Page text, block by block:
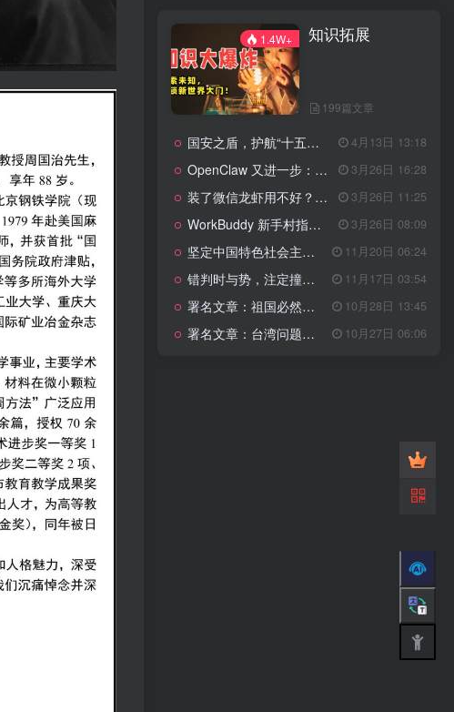
1.4W+ 知识拓展
199篇文章
国安之盾，护航“十五五”新征程 4月13日 13:18
OpenClaw 又进一步：微信直连+安全检测+版本切换 3月26日 16:28
装了微信龙虾用不好？3步让你轻松指挥AI干活！ 3月26日 11:25
WorkBuddy 新手村指南：10 个核心技巧帮你解锁满级虾🦞！ 3月26日 08:09
坚定中国特色社会主义法治的政治定力 11月20日 06:24
错判时与势，注定撞南墙 11月17日 03:54
署名文章：祖国必然统一势不可挡 10月28日 13:45
署名文章：台湾问题的由来和性质 10月27日 06:06
4篇文章
独家 为你的网站添加百度登录
如何做好网站seo优化
什么是百度收录，如何提高收录量？ 2月16日 19:14
管理网站时如何提高百度权重？ 11月9日 15:44
以教为学
知识拓展
199篇文章
国安之盾，护航“十五五”新征程 4月13日 13:18
11月20日 06:24